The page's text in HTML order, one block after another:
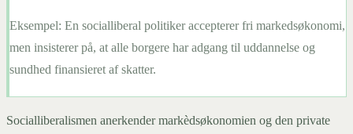
Eksempel: En socialliberal politiker accepterer fri markedsøkonomi,
men insisterer på, at alle borgere har adgang til uddannelse og
sundhed finansieret af skatter.
Socialliberalismen anerkender markèdsøkonomien og den private